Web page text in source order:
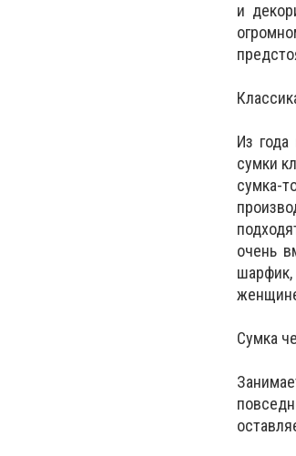
и
Из года
сумки
сумка-
очень
Сумка